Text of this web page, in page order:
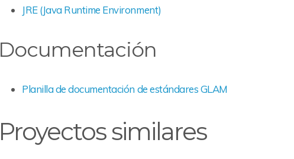
JRE (Java Runtime Environment)
Documentación
Planilla de documentación de estándares GLAM
Proyectos similares